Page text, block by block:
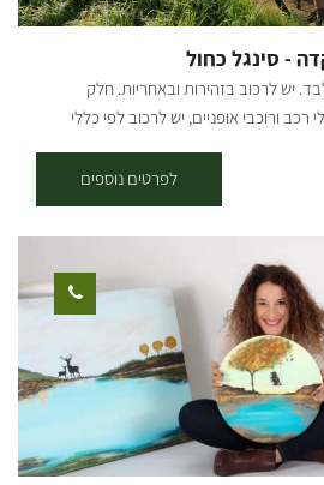
לבן חדש שנסלל ועובר דרך נוף מרהיב ועוצר
- סינגל כחול
יש לרכוב בזהירות ובאחריות. חלק
ורוכבי אופניים, יש לרכוב לפי כללי
לצאת למסלול משתי נקודות התחלה וסיום -
מעגלי, חד-כיווני עם כיוון השעון). תקציר על
הרחוקות והפורחות ביער שוקדה, הסינגל
עץ שעליהם לוח קטן בצבע כחול עם רוכב
* יציאה מבארי - נרכב בדרך העפר
המקבילה לכביש הכניסה לבארי לכיוון כביש 232, נחצה וניכנס לדרך מצד
ימין, שם נראה שילוט של הסינגל. לאחר 200 מ' בסינגל נגיע לפיצול שבו
הכחול, במשך כשני קילומטרים
בחלקי שטח פתוחים וחלק בתוך החורש. 5.7 ק"מ מתחילת המסלול, אנו
ופונים בה ימינה לחזרה לכיוון בארי. *
לפרטים נוספים